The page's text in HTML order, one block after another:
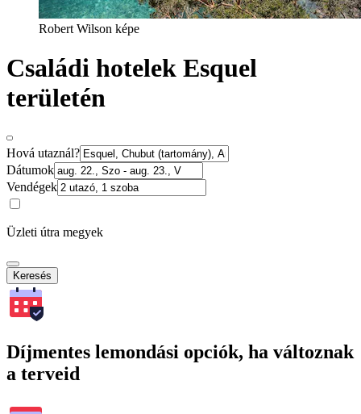
Robert Wilson képe
Családi hotelek Esquel
területén
Hová utaznál?
Dátumok
Vendégek
Üzleti útra megyek
Keresés
Díjmentes lemondási opciók, ha változnak
a terveid